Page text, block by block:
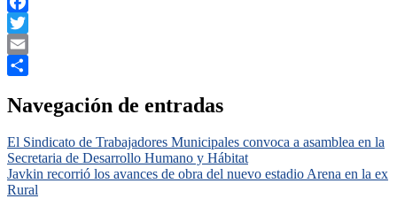
Facebook
Twitter
Email
Navegación de entradas
El Sindicato de Trabajadores Municipales convoca a asamblea en la
Secretaria de Desarrollo Humano y Hábitat
Javkin recorrió los avances de obra del nuevo estadio Arena en la ex
Rural